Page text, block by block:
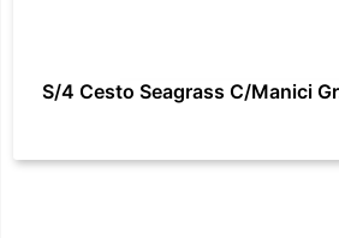
S/4 Cesto Seagrass C/Manici